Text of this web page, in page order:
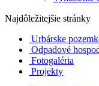
Najdôležitejšie stránky
Urbárske
Odpadové
Fotogaléria
Projekty